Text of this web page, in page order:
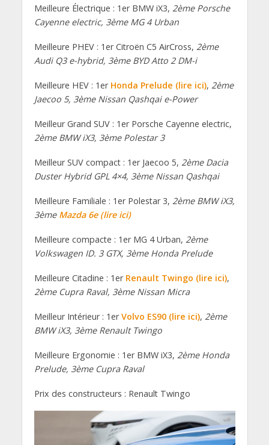
Meilleure Électrique : 1er BMW iX3, 2ème Porsche
Cayenne electric, 3ème MG 4 Urban
Meilleure PHEV : 1er Citroën C5 AirCross, 2ème
Audi Q3 e-hybrid, 3ème BYD Atto 2 DM-i
Meilleure HEV : 1er Honda Prelude (lire ici), 2ème
Jaecoo 5, 3ème Nissan Qashqai e-Power
Meilleur Grand SUV : 1er Porsche Cayenne electric,
2ème BMW iX3, 3ème Polestar 3
Meilleur SUV compact : 1er Jaecoo 5, 2ème Dacia
Duster Hybrid GPL 4×4, 3ème Nissan Qashqai
Meilleure Familiale : 1er Polestar 3, 2ème BMW iX3,
3ème Mazda 6e (lire ici)
Meilleure compacte : 1er MG 4 Urban, 2ème
Volkswagen ID. 3 GTX, 3ème Honda Prelude
Meilleure Citadine : 1er Renault Twingo (lire ici),
2ème Cupra Raval, 3ème Nissan Micra
Meilleur Intérieur : 1erVolvo ES90 (lire ici), 2ème
BMW iX3, 3ème Renault Twingo
Meilleure Ergonomie : 1er BMW iX3, 2ème Honda
Prelude, 3ème Cupra Raval
Prix des constructeurs : Renault Twingo